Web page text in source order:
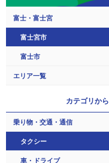
富士・富士宮
富士宮市
富士市
エリア一覧
カテゴリから
乗り物・交通・通信
タクシー
車・ドライブ